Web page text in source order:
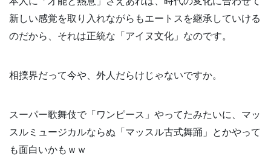
新しい感覚を取り入れながらもエートスを継承していける
のだから、それは正統な「アイヌ文化」なのです。
相撲界だって今や、外人だらけじゃないですか。
スーパー歌舞伎で「ワンピース」やってたみたいに、マッ
スルミュージカルならぬ「マッスル古式舞踊」とかやって
も面白いかもｗｗ